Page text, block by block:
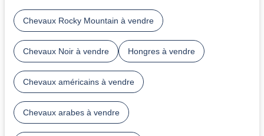
Chevaux Rocky Mountain à vendre
Chevaux Noir à vendre Hongres à vendre
Chevaux américains à vendre
Chevaux arabes à vendre